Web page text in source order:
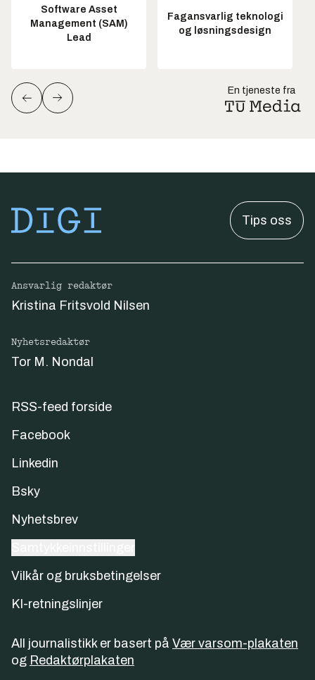
Software Asset
Management (SAM)
Lead
Fagansvarlig teknologi
og løsningsdesign
En tjeneste fra
Tips oss
Ansvarlig redaktør
Kristina Fritsvold Nilsen
Nyhetsredaktør
Tor M. Nondal
RSS-feed forside
Facebook
Linkedin
Bsky
Nyhetsbrev
Vilkår og bruksbetingelser
KI-retningslinjer
All journalistikk er basert på Vær varsom-plakaten
og Redaktørplakaten